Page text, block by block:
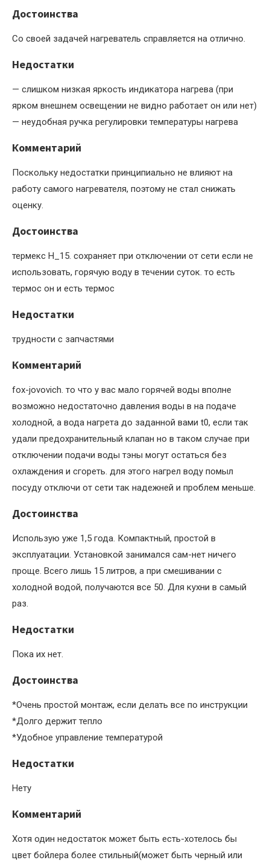
Достоинства
Со своей задачей нагреватель справляется на отлично.
Недостатки
— слишком низкая яркость индикатора нагрева (при
ярком внешнем освещении не видно работает он или нет)
— неудобная ручка регулировки температуры нагрева
Комментарий
Поскольку недостатки принципиально не влияют на
работу самого нагревателя, поэтому не стал снижать
оценку.
Достоинства
термекс Н_15. сохраняет при отключении от сети если не
использовать, горячую воду в течении суток. то есть
термос он и есть термос
Недостатки
трудности с запчастями
Комментарий
fox-jovovich. то что у вас мало горячей воды вполне
возможно недостаточно давления воды в на подаче
холодной, а вода нагрета до заданной вами t0, если так
удали предохранительный клапан но в таком случае при
отключении подачи воды тэны могут остаться без
охлаждения и сгореть. для этого нагрел воду помыл
посуду отключи от сети так надежней и проблем меньше.
Достоинства
Использую уже 1,5 года. Компактный, простой в
эксплуатации. Установкой занимался сам-нет ничего
проще. Всего лишь 15 литров, а при смешивании с
холодной водой, получаются все 50. Для кухни в самый
раз.
Недостатки
Пока их нет.
Достоинства
*Очень простой монтаж, если делать все по инструкции
*Долго держит тепло
*Удобное управление температурой
Недостатки
Нету
Комментарий
Хотя один недостаток может быть есть-хотелось бы
цвет бойлера более стильный(может быть черный или